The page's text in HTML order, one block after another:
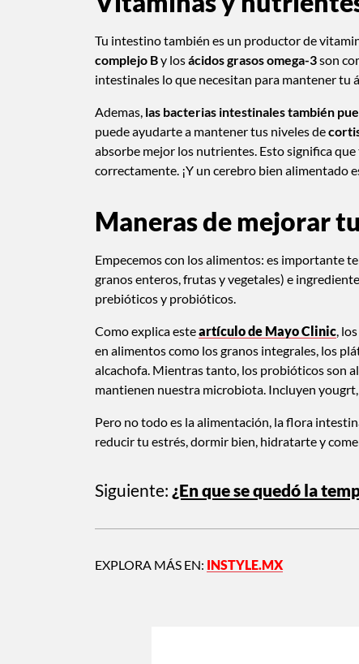
Tu intestino también es un productor de
complejo By losácidos grasos omega-3son
intestinales lo que necesitan para mantener tu
Ademas, las bacterias intestinales también
puede ayudarte a mantener tus niveles de
absorbe mejor los nutrientes. Esto significa
correctamente. ¡Y un cerebro bien alimentado
Maneras de mejorar
Empecemos con los alimentos: es importante
granos enteros, frutas y vegetales) e
prebióticos y probióticos.
Como explica esteartículo de Mayo Clinic ,
en alimentos como los granos integrales, los
alcachofa. Mientras tanto, los probióticos son
mantienen nuestra microbiota. Incluyen
Pero no todo es la alimentación, la flora
reducir tu estrés, dormir bien, hidratarte y
Siguiente: ¿En que se quedó la
EXPLORA MÁS EN: INSTYLE.MX